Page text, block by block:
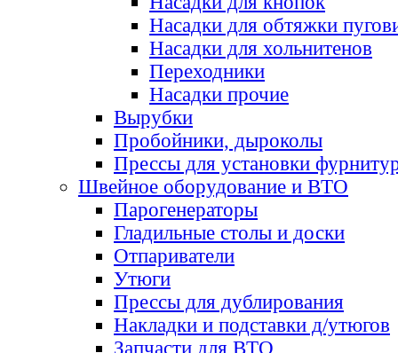
Насадки для обтяжки
Насадки для хольнитенов
Переходники
Насадки прочие
Вырубки
Пробойники, дыроколы
Прессы для установки
Швейное оборудование и ВТО
Парогенераторы
Гладильные столы и доски
Отпариватели
Утюги
Прессы для дублирования
Накладки и подставки д/утюгов
Запчасти для ВТО